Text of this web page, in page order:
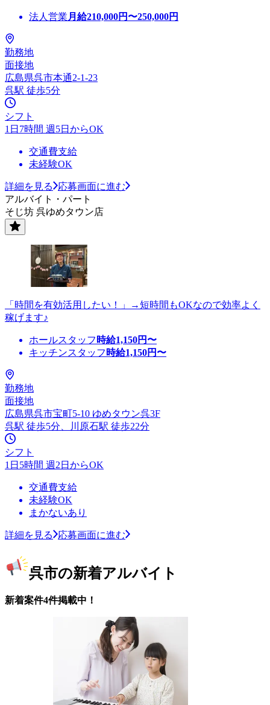
法人営業 月給210,000円〜250,000円
勤務地
面接地
広島県呉市本通2-1-23
呉駅 徒歩5分
シフト
1日7時間 週5日からOK
交通費支給
未経験OK
詳細を見る
応募画面に進む
アルバイト・パート
そじ坊 呉ゆめタウン店
「時間を有効活用したい！」→短時間もOKなので効率よく
稼げます♪
ホールスタッフ 時給1,150円〜
キッチンスタッフ 時給1,150円〜
勤務地
面接地
広島県呉市宝町5-10 ゆめタウン呉3F
呉駅 徒歩5分、川原石駅 徒歩22分
シフト
1日5時間 週2日からOK
交通費支給
未経験OK
まかないあり
詳細を見る 応募画面に進む
呉市の新着アルバイト
新着案件4件掲載中！